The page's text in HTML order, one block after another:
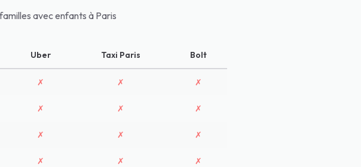
avec enfants à Paris
Uber Taxi Paris Bolt
✗ ✗ ✗
✗ ✗ ✗
✗ ✗ ✗
✗ ✗ ✗